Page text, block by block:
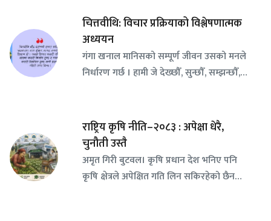
चित्तवीथि: विचार प्रक्रियाको विश्लेषणात्मक
अध्ययन
गंगा खनाल मानिसको सम्पूर्ण जीवन उसको मनले
निर्धारण गर्छ । हामी जे देख्छौँ, सुन्छौँ, सम्झन्छौँ,…
राष्ट्रिय कृषि नीति–२०८३ : अपेक्षा धेरै,
चुनौती उस्तै
अमृत गिरी बुटवल। कृषि प्रधान देश भनिए पनि
कृषि क्षेत्रले अपेक्षित गति लिन सकिरहेको छैन…